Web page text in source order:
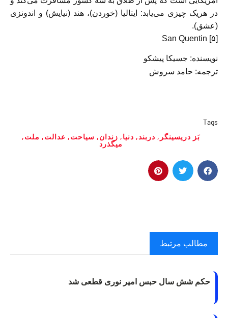
در هریک چیزی می‌یابد: ایتالیا (خوردن)، هند (نیایش) و اندونزی
(عشق).
[۵] San Quentin
نویسنده: جسیکا پیشکو
ترجمه: حامد سروش
Tags
بَز دریسینگر , دربند, دنیا, زندان‌, سیاحت, عدالت, ملت‌,
میگذرد
مطالب مرتبط
حکم شش سال حبس امیر نوری قطعی شد